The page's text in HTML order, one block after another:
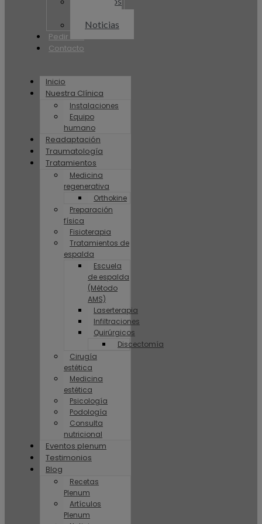
Noticias
Pedir cita
Contacto
Inicio
Nuestra Clínica
Instalaciones
Equipo
humano
Readaptación
Traumatología
Tratamientos
Medicina
regenerativa
Orthokine
Preparación
física
Fisioterapia
Tratamientos de
espalda
Escuela
de espalda
(Método
AMS)
Laserterapia
Infiltraciones
Quirúrgicos
Discectomía
Cirugía
estética
Medicina
estética
Psicología
Podología
Consulta
nutricional
Eventos plenum
Testimonios
Blog
Recetas
Plenum
Artículos
Plenum